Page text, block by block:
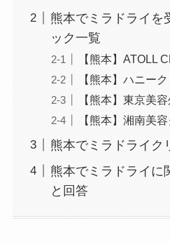
熊本でミラドライを
ック一覧
【熊本】ATOLL
【熊本】ハニー
【熊本】東京美
【熊本】湘南美
熊本でミラドライク
熊本でミラドライに
と回答